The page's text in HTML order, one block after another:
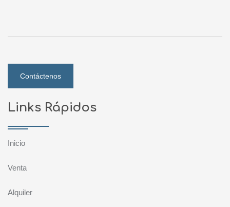
Contáctenos
Links Rápidos
Inicio
Venta
Alquiler